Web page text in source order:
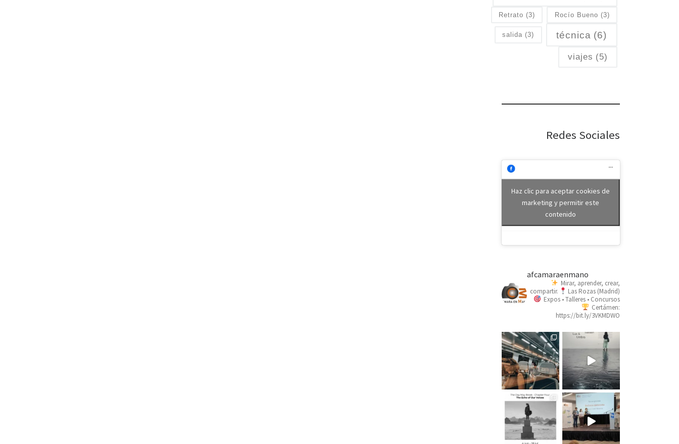
Retrato (3) Rocío Bueno (3)
salida (3) técnica (6)
viajes (5)
Redes Sociales
Haz clic para aceptar cookies de
marketing y permitir este
contenido
afcamaraenmano
Mirar, aprender, crear,
compartir.
Las Rozas (Madrid)
Expos • Talleres • Concursos
Certámen:
https://bit.ly/3VKMDWO